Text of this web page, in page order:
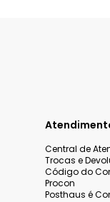
Central de
Trocas e
Código do
Procon
Posthaus é